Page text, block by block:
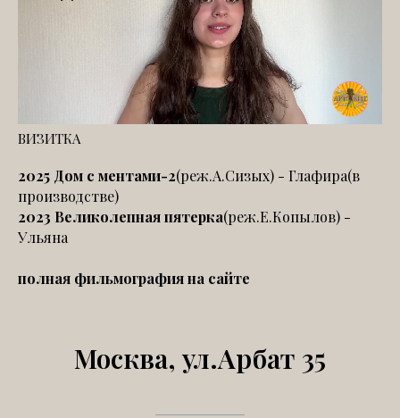
ВИЗИТКА
2025 Дом с ментами-2(реж.А.Сизых) - Глафира(в
производстве)
2023 Великолепная пятерка(реж.Е.Копылов) -
Ульяна
полная фильмография на сайте
Москва, ул.Арбат 35